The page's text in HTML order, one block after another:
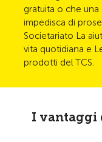
gratuita o che
impedisca di
Societariato La
vita quotidiana e
prodotti del TCS.
I vantaggi